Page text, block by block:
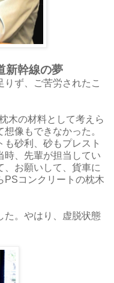
新幹線の夢
ず、ご苦労されたこ
木の材料として考えら
像もできなかった。
砂利、砂もプレスト
時、先輩が担当してい
、お願いして、貨車に
PSコンクリートの枕木
。やはり、虚脱状態